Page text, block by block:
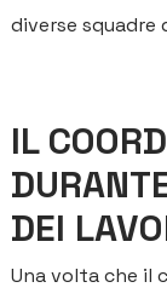
diverse squadre
IL
DEI
Una volta che il